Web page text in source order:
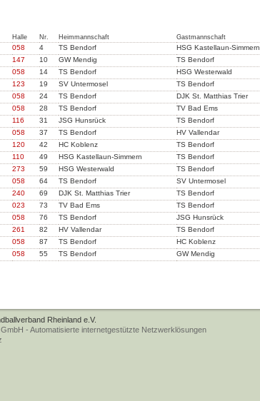
Halle Nr. Heimmannschaft Gastmannschaft
058 4 TS Bendorf HSG Kastellaun-Simmern
147 10 GW Mendig TS Bendorf
058 14 TS Bendorf HSG Westerwald
123 19 SV Untermosel TS Bendorf
058 24 TS Bendorf DJK St. Matthias Trier
058 28 TS Bendorf TV Bad Ems
116 31 JSG Hunsrück TS Bendorf
058 37 TS Bendorf HV Vallendar
120 42 HC Koblenz TS Bendorf
110 49 HSG Kastellaun-Simmern TS Bendorf
273 59 HSG Westerwald TS Bendorf
058 64 TS Bendorf SV Untermosel
240 69 DJK St. Matthias Trier TS Bendorf
023 73 TV Bad Ems TS Bendorf
058 76 TS Bendorf JSG Hunsrück
261 82 HV Vallendar TS Bendorf
058 87 TS Bendorf HC Koblenz
058 55 TS Bendorf GW Mendig
Rheinland e.V.
- Automatisierte internetgestützte Netzwerklösungen